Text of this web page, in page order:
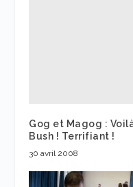
Gog et Magog :
Bush ! Terrifiant !
30 avril 2008